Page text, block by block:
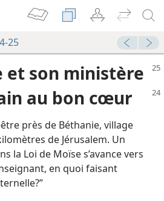
25
et son ministère
au bon cœur
près de Béthanie, village
de Jérusalem. Un
la Loi de Moïse s’avance vers
en quoi faisant